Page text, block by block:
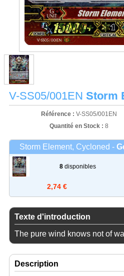
V-SS05/001EN Storm
Référence : V-SS05/001EN
Quantité en Stock : 8
Storm Element, Cycloned -
8 disponibles
2,74 €
Texte d'introduction
The pure wind knows not of
Description